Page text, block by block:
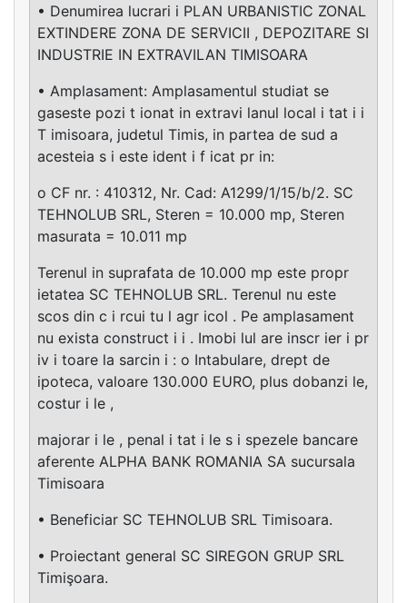
• Denumirea lucrari i PLAN URBANISTIC ZONAL
EXTINDERE ZONA DE SERVICII , DEPOZITARE SI
INDUSTRIE IN EXTRAVILAN TIMISOARA
• Amplasament: Amplasamentul studiat se
gaseste pozi t ionat in extravi lanul local i tat i i
T imisoara, judetul Timis, in partea de sud a
acesteia s i este ident i f icat pr in:
o CF nr. : 410312, Nr. Cad: A1299/1/15/b/2. SC
TEHNOLUB SRL, Steren = 10.000 mp, Steren
masurata = 10.011 mp
Terenul in suprafata de 10.000 mp este propr
ietatea SC TEHNOLUB SRL. Terenul nu este
scos din c i rcui tu l agr icol . Pe amplasament
nu exista construct i i . Imobi lul are inscr ier i pr
iv i toare la sarcin i : o Intabulare, drept de
ipoteca, valoare 130.000 EURO, plus dobanzi le,
costur i le ,
majorar i le , penal i tat i le s i spezele bancare
aferente ALPHA BANK ROMANIA SA sucursala
Timisoara
• Beneficiar SC TEHNOLUB SRL Timisoara.
• Proiectant general SC SIREGON GRUP SRL
Timişoara.